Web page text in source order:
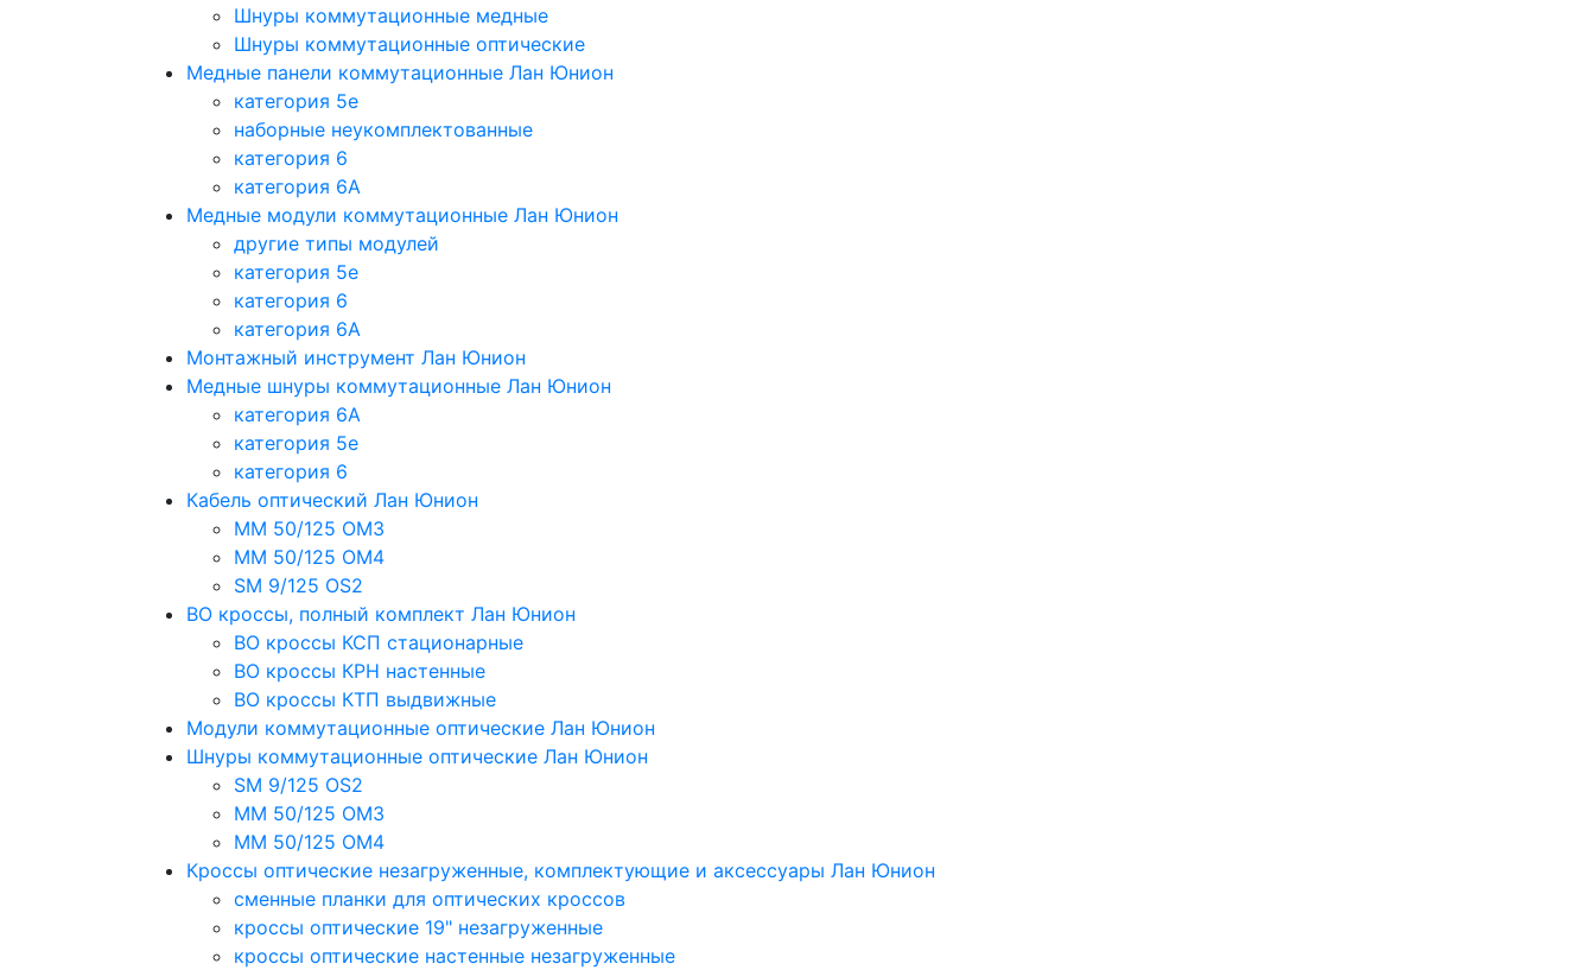
Шнуры коммутационные медные
Шнуры коммутационные оптические
Медные панели коммутационные Лан Юнион
категория 5e
наборные неукомплектованные
категория 6
категория 6A
Медные модули коммутационные Лан Юнион
другие типы модулей
категория 5е
категория 6
категория 6A
Монтажный инструмент Лан Юнион
Медные шнуры коммутационные Лан Юнион
категория 6A
категория 5e
категория 6
Кабель оптический Лан Юнион
MM 50/125 OM3
MM 50/125 OM4
SM 9/125 OS2
ВО кроссы, полный комплект Лан Юнион
ВО кроссы КСП стационарные
ВО кроссы КРН настенные
ВО кроссы КТП выдвижные
Модули коммутационные оптические Лан Юнион
Шнуры коммутационные оптические Лан Юнион
SM 9/125 OS2
MM 50/125 OM3
MM 50/125 OM4
Кроссы оптические незагруженные, комплектующие и аксессуары Лан Юнион
сменные планки для оптических кроссов
кроссы оптические 19" незагруженные
кроссы оптические настенные незагруженные